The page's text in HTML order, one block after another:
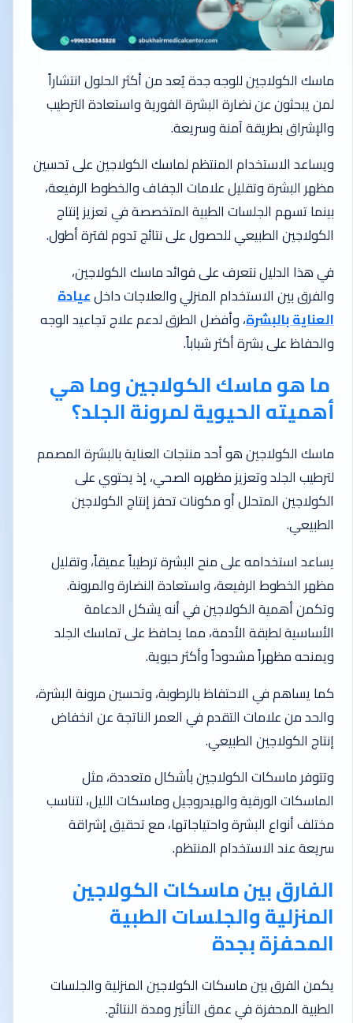
ماسك الكولاجين للوجه جدة يُعد من أكثر الحلول انتشاراً
لمن يبحثون عن نضارة البشرة الفورية واستعادة الترطيب
والإشراق بطريقة آمنة وسريعة.
ويساعد الاستخدام المنتظم لماسك الكولاجين على تحسين
مظهر البشرة وتقليل علامات الجفاف والخطوط الرفيعة،
بينما تسهم الجلسات الطبية المتخصصة في تعزيز إنتاج
الكولاجين الطبيعي للحصول على نتائج تدوم لفترة أطول.
في هذا الدليل نتعرف على فوائد ماسك الكولاجين،
والفرق بين الاستخدام المنزلي والعلاجات داخلعيادة
العناية بالبشرة، وأفضل الطرق لدعم علاج تجاعيد الوجه
والحفاظ على بشرة أكثر شباباً.
ما هو ماسك الكولاجين وما هي
أهميته الحيوية لمرونة الجلد؟
ماسك الكولاجين هو أحد منتجات العناية بالبشرة المصمم
لترطيب الجلد وتعزيز مظهره الصحي، إذ يحتوي على
الكولاجين المتحلل أو مكونات تحفز إنتاج الكولاجين
الطبيعي.
يساعد استخدامه على منح البشرة ترطيباً عميقاً، وتقليل
مظهر الخطوط الرفيعة، واستعادة النضارة والمرونة.
وتكمن أهمية الكولاجين في أنه يشكل الدعامة
الأساسية لطبقة الأدمة، مما يحافظ على تماسك الجلد
ويمنحه مظهراً مشدوداً وأكثر حيوية.
كما يساهم في الاحتفاظ بالرطوبة، وتحسين مرونة البشرة،
والحد من علامات التقدم في العمر الناتجة عن انخفاض
إنتاج الكولاجين الطبيعي.
وتتوفر ماسكات الكولاجين بأشكال متعددة، مثل
الماسكات الورقية والهيدروجيل وماسكات الليل، لتناسب
مختلف أنواع البشرة واحتياجاتها، مع تحقيق إشراقة
سريعة عند الاستخدام المنتظم.
الفارق بين ماسكات الكولاجين
المنزلية والجلسات الطبية
المحفزة بجدة
يكمن الفرق بين ماسكات الكولاجين المنزلية والجلسات
الطبية المحفزة في عمق التأثير ومدة النتائج.